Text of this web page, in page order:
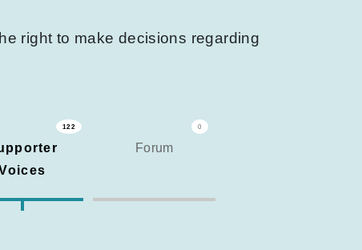
right to make decisions regarding
122 0
Forum